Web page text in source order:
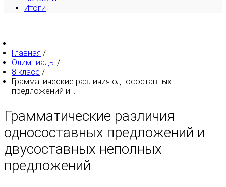
Итоги
Главная /
Олимпиады /
8 класс /
Грамматические различия односоставных
предложений и ...
Грамматические различия
односоставных предложений и
двусоставных неполных
предложений